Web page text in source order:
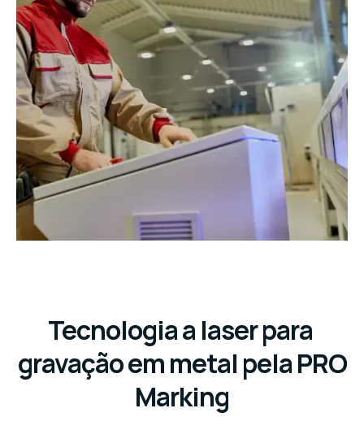
Tecnologia a laser para
gravação em metal pela PRO
Marking